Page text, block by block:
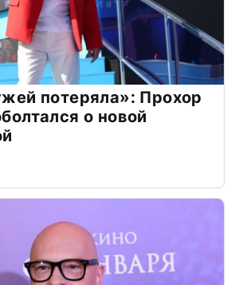
потеряла»: Прохор
о новой